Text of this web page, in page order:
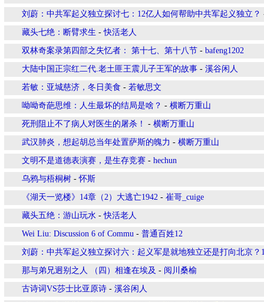
刘蔚：中共军起义独立探讨七：12亿人如何帮助中共军起义独立？
藏头七绝：断臂求生 -快活老人
双林奇案录第四部之失忆者： 第十七、第十八节 - bafeng1202
大陆中国正宗红二代.老土匪王震儿子王军的故事 - 溪谷闲人
若敏：亚城慈济，冬日美食 - 若敏思文
呦呦奇葩思维：人生最坏的结局是啥？ - 横断万重山
死刑阻止不了病人对医生的屠杀！ - 横断万重山
武汉肺炎，想起胡总当年处置萨斯的魄力 - 横断万重山
文明不是道德表演赛，是生存竞赛 - hechun
乌鸦与梧桐树 -怀斯
《湖天一览楼》14章（2）大逃亡1942 - 崔哥_cuige
藏头五绝：游山玩水 -快活老人
Wei Liu: Discussion 6 of Commu - 普通百姓12
刘蔚：中共军起义独立探讨六：起义军是就地独立还是打向北京？
那与弟兄迥别之人 （四）相逢在埃及 - 阅川桑榆
古诗词VS莎士比亚原诗 - 溪谷闲人